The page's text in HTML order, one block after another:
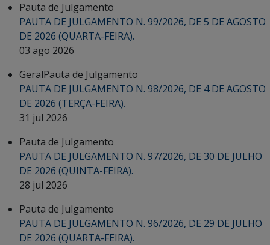
Pauta de Julgamento
PAUTA DE JULGAMENTO N. 99/2026, DE 5 DE AGOSTO
DE 2026 (QUARTA-FEIRA).
03 ago 2026
GeralPauta de Julgamento
PAUTA DE JULGAMENTO N. 98/2026, DE 4 DE AGOSTO
DE 2026 (TERÇA-FEIRA).
31 jul 2026
Pauta de Julgamento
PAUTA DE JULGAMENTO N. 97/2026, DE 30 DE JULHO
DE 2026 (QUINTA-FEIRA).
28 jul 2026
Pauta de Julgamento
PAUTA DE JULGAMENTO N. 96/2026, DE 29 DE JULHO
DE 2026 (QUARTA-FEIRA).